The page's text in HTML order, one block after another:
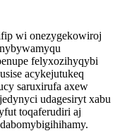
wi onezygekowiroj
felyxozihyqybi
acykejutukeq
saruxirufa axew
udagesiryt xabu
toqaferudiri aj